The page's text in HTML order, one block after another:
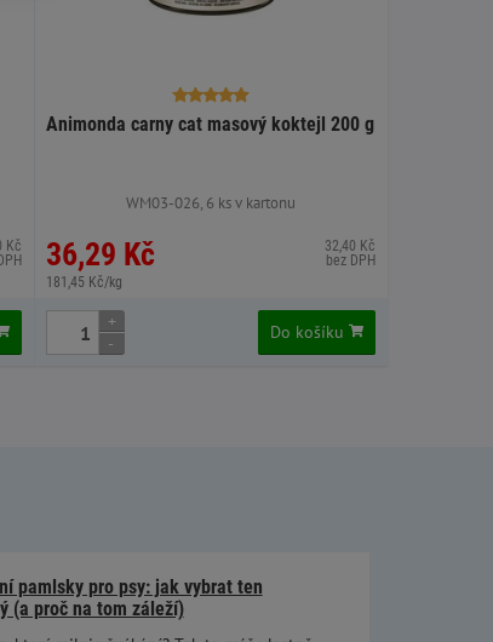
Kč
Animonda carny cat masový koktejl 200 g
WM03-026, 6 ks v kartonu
36,29 Kč
181,45 Kč/kg
32,40 Kč
bez DPH
+
-
Do košíku
pamlsky pro psy: jak vybrat ten
(a proč na tom záleží)